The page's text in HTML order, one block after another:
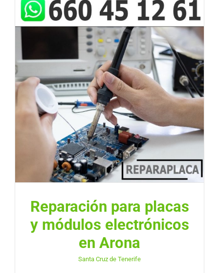
Reparación para placas
y módulos electrónicos
en Arona
Santa Cruz de Tenerife